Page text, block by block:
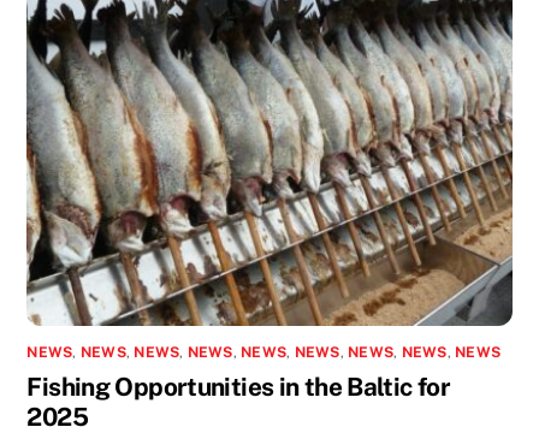
NEWS, NEWS, NEWS, NEWS, NEWS, NEWS, NEWS, NEWS, NEWS
Fishing Opportunities in the Baltic for
2025